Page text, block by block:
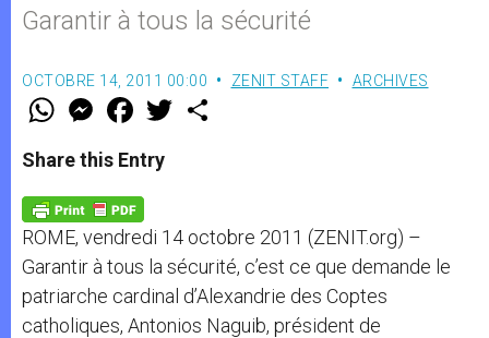
Garantir à tous la sécurité
OCTOBRE 14, 2011 00:00 ZENIT STAFF ARCHIVES
W
t
s
p
p
M
e
s
e
g
e
r
F
a
e
b
o
k
w
Share this Entry
ROME, vendredi 14 octobre 2011 (ZENIT.org) –
Garantir à tous la sécurité, c’est ce que demande le
patriarche cardinal d’Alexandrie des Coptes
catholiques, Antonios Naguib, président de